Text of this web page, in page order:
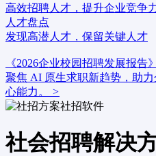
高效招聘人才，提升企业竞争
人才盘点
发现高潜人才，保留关键人才
《2026企业校园招聘发展报告》
聚焦 AI 原生求职新趋势，助
心能力。
>
社会招聘解决